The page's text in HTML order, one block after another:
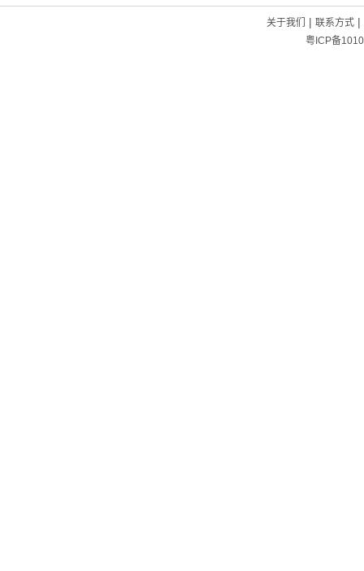
关于我们 | 联系方式|
粤ICP备